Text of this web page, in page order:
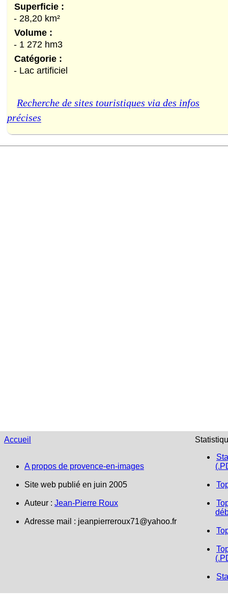
Superficie :
- 28,20 km²
Volume :
- 1 272 hm3
Catégorie :
- Lac artificiel
Recherche de sites touristiques via des infos
précises
Accueil
A propos de provence-en-images
Site web publié en juin 2005
Auteur : Jean-Pierre Roux
Adresse mail : jeanpierreroux71@yahoo.fr